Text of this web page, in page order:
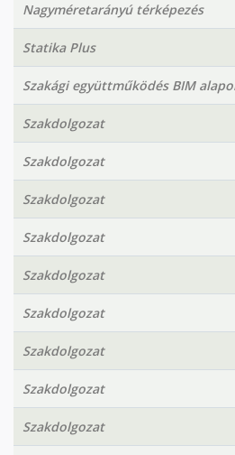
Nagyméretarányú térképezés
Statika Plus
Szakági együttműködés BIM
Szakdolgozat
Szakdolgozat
Szakdolgozat
Szakdolgozat
Szakdolgozat
Szakdolgozat
Szakdolgozat
Szakdolgozat
Szakdolgozat